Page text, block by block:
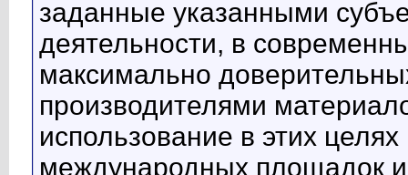
заданные указанными
деятельности, в
максимально
производителями
использование в этих
международных площадок